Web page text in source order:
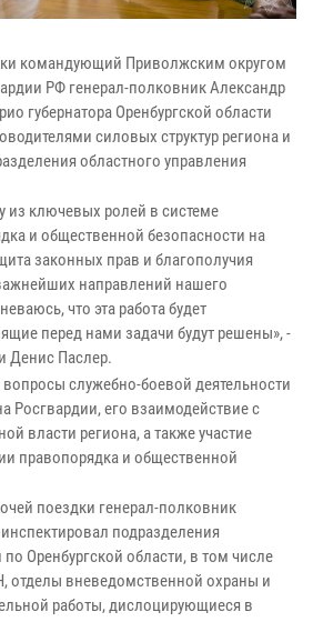
командующий Приволжским округом
РФ генерал-полковник Александр
губернатора Оренбургской области
силовых структур региона и
областного управления
из ключевых ролей в системе
и общественной безопасности на
законных прав и благополучия
направлений нашего
что эта работа будет
перед нами задачи будут решены», -
Денис Паслер.
служебно-боевой деятельности
Росгвардии, его взаимодействие с
власти региона, а также участие
правопорядка и общественной
поездки генерал-полковник
подразделения
Оренбургской области, в том числе
отделы вневедомственной охраны и
работы, дислоцирующиеся в